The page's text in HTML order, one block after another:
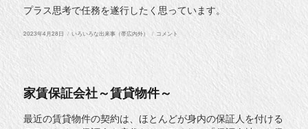
プラス思考で任務を遂行したく思っています。
投
2023年4月28日
カ
いろいろな出来事（帯広内外）
仕
コメント
家賃保証会社～賃貸物件～
最近の賃貸物件の契約は、ほとんどが身内の保証人を付ける